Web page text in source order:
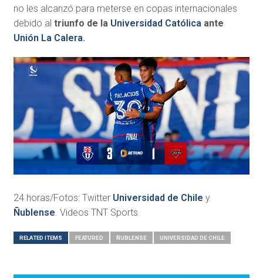
no les alcanzó para meterse en copas internacionales
debido al triunfo de la Universidad Católicaante
Unión La Calera.
24 horas/Fotos: Twitter Universidad de Chile y
Ñublense. Videos TNT Sports
RELATED ITEMS FEATURED ÑUBLENSE UNIVERSIDAD DE CHILE